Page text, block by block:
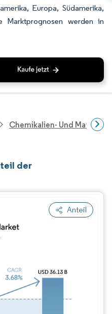
Europa, Südamerika,
werden in
Chemikalien- Und
der
Anteil